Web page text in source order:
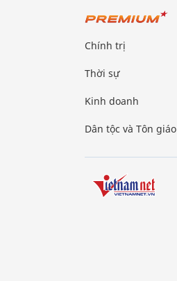
Chính trị
Thời sự
Kinh doanh
Dân tộc và Tôn giáo